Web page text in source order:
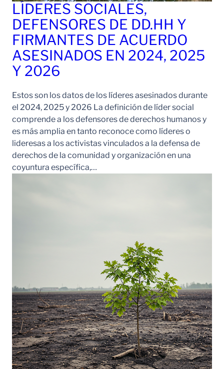
LÍDERES SOCIALES,
DEFENSORES DE DD.HH Y
FIRMANTES DE ACUERDO
ASESINADOS EN 2024, 2025
Y 2026
Estos son los datos de los líderes asesinados durante
el 2024, 2025 y 2026 La definición de líder social
comprende a los defensores de derechos humanos y
es más amplia en tanto reconoce como líderes o
lideresas a los activistas vinculados a la defensa de
derechos de la comunidad y organización en una
coyuntura específica,…